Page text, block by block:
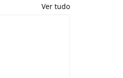
Ver tudo